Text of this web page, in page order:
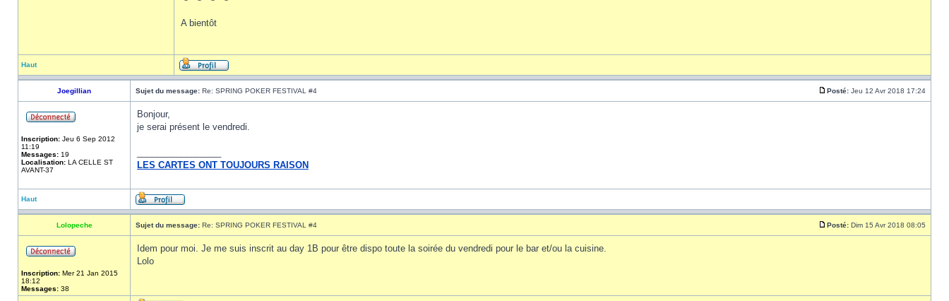
A bientôt
Haut
Joegillian Sujet du message: Re: SPRING POKER FESTIVAL #4 Posté: Jeu 12 Avr 2018 17:24
Inscription: Jeu 6 Sep 2012
11:19
Messages: 19
Localisation: LA CELLE ST
AVANT-37
Bonjour,
je serai présent le vendredi.
LES CARTES ONT TOUJOURS RAISON
Haut
Lolopeche Sujet du message: Re: SPRING POKER FESTIVAL #4 Posté: Dim 15 Avr 2018 08:05
Inscription: Mer 21 Jan 2015
18:12
Messages: 38
Idem pour moi. Je me suis inscrit au day 1B pour être dispo toute la soirée du vendredi pour le bar et/ou la cuisine.
Lolo